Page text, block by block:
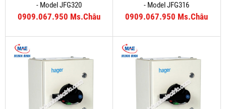
- Model JFG320
0909.067.950 Ms.Châu
- Model JFG316
0909.067.950 Ms.Châu